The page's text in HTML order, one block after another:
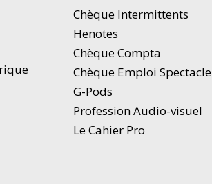
Chèque Intermittents
Henotes
Chèque Compta
Chèque Emploi Spectacle
G-Pods
Profession Audio-visuel
Le Cahier Pro